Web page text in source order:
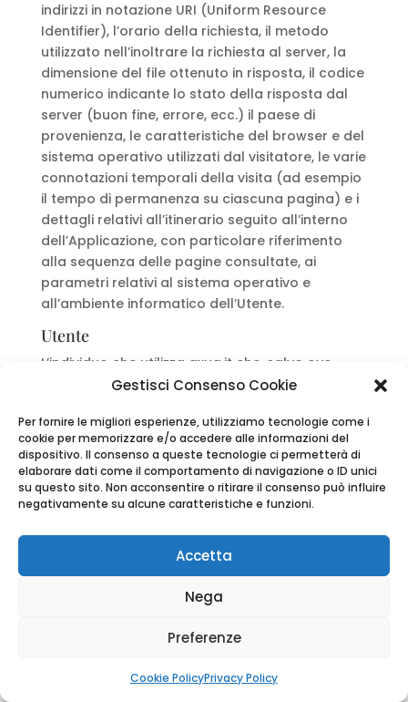
Gestisci Consenso Cookie
Per fornire le migliori esperienze, utilizziamo tecnologie come i
cookie per memorizzare e/o accedere alle informazioni del
dispositivo. Il consenso a queste tecnologie ci permetterà di
elaborare dati come il comportamento di navigazione o ID unici
su questo sito. Non acconsentire o ritirare il consenso può influire
negativamente su alcune caratteristiche e funzioni.
Accetta
Nega
Preferenze
Cookie PolicyPrivacy Policy
indirizzi in notazione URI (Uniform Resource
Identifier), l’orario della richiesta, il metodo
utilizzato nell’inoltrare la richiesta al server, la
dimensione del file ottenuto in risposta, il codice
numerico indicante lo stato della risposta dal
server (buon fine, errore, ecc.) il paese di
provenienza, le caratteristiche del browser e del
sistema operativo utilizzati dal visitatore, le varie
connotazioni temporali della visita (ad esempio
il tempo di permanenza su ciascuna pagina) e i
dettagli relativi all’itinerario seguito all’interno
dell’Applicazione, con particolare riferimento
alla sequenza delle pagine consultate, ai
parametri relativi al sistema operativo e
all’ambiente informatico dell’Utente.
Utente
L’individuo che utilizza axua.it che, salvo ove
diversamente specificato, coincide con
Interessato
La persona fisica cui si riferiscono i Dati
Personali.
Responsabile)
La persona fisica, giuridica, la pubblica
amministrazione e qualsiasi altro ente che
tratta dati personali per conto del Titolare,
Titolare del Trattamento (o Titolare)